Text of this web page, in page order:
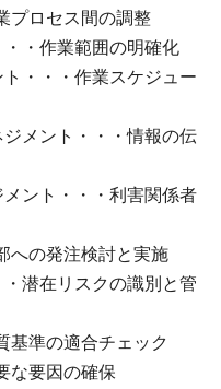
ロセス間の調整
・作業範囲の明確化
・・・作業スケジュー
メント・・・情報の伝
ント・・・利害関係者
の発注検討と実施
潜在リスクの識別と管
準の適合チェック
な要因の確保